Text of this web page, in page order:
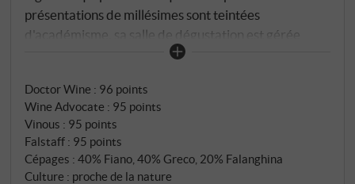
présentations de millésimes sont teintées
d'académisme, sa salle de dégustation est gérée
avec la rigueur d'un amphithéâtre et ses vignes sont
mathématicien ou un érudit peut comprendre
pleinement. La philosophie de la vinification chez
Quintodecimo est en revanche relativement simple.
Pour chaque vin, les meilleures parcelles de vignes
sont sélectionnées. Les sols, les sites et les
Doctor Wine : 96 points
Wine Advocate : 95 points
Vinous : 95 points
Falstaff : 95 points
Cépages : 40% Fiano, 40% Greco, 20% Falanghina
Culture : proche de la nature